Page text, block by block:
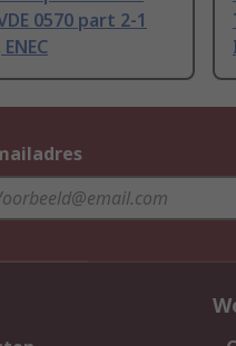
0570 part 2-1